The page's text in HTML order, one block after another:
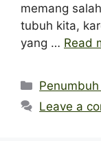
memang
tubuh kita,
yang … Read
Categories
Leave a